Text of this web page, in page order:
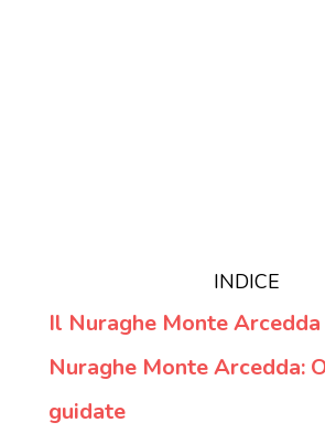
INDICE
Il Nuraghe Monte Arcedda
Nuraghe Monte Arcedda:
guidate